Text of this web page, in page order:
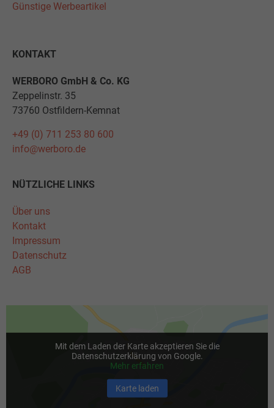
Günstige Werbeartikel
KONTAKT
WERBORO GmbH & Co. KG
Zeppelinstr. 35
73760 Ostfildern-Kemnat
+49 (0) 711 253 80 600
info@werboro.de
NÜTZLICHE LINKS
Über uns
Kontakt
Impressum
Datenschutz
AGB
Mit dem Laden der Karte akzeptieren Sie die
Datenschutzerklärung von Google.
Mehr erfahren
Karte laden